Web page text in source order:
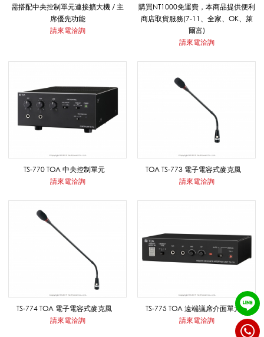
影
音
教
導
需搭配中央控制單元連接擴大機 / 主
席優先功能
請來電洽詢
購買NT1000免運費，本商品提供便利
商店取貨服務(7-11、全家、OK、萊
爾富)
請來電洽詢
TS-770 TOA 中央控制單元
請來電洽詢
TOA TS-773 電子電容式麥克風
請來電洽詢
TS-774 TOA 電子電容式麥克風
請來電洽詢
TS-775 TOA 遠端議席介面單元
請來電洽詢